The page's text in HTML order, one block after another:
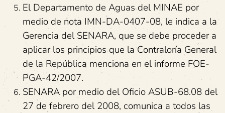
El Departamento de Aguas del MINAE por
medio de nota IMN-DA-0407-08, le indica a la
Gerencia del SENARA, que se debe proceder a
aplicar los principios que la Contraloría General
de la República menciona en el informe FOE-
PGA-42/2007.
SENARA por medio del Oficio ASUB-68.08 del
27 de febrero del 2008, comunica a todos las